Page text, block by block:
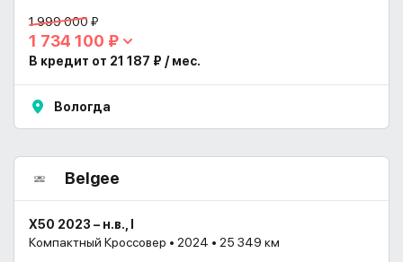
1 999 000 ₽
1 734 100 ₽
В кредит от 21 187 ₽ / мес.
Вологда
Belgee
X50 2023 – н.в., I
Компактный Кроссовер • 2024 • 25 349 км